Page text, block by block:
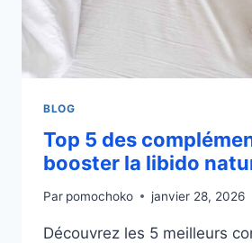
BLOG
Top 5 des
booster la libido
Par pomochoko janvier 28, 2026
Découvrez les 5 meilleurs